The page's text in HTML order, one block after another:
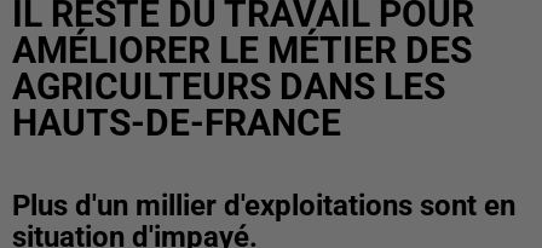
IL RESTE DU TRAVAIL POUR
AMÉLIORER LE MÉTIER DES
AGRICULTEURS DANS LES
HAUTS-DE-FRANCE
Plus d'un millier d'exploitations sont en
situation d'impayé.